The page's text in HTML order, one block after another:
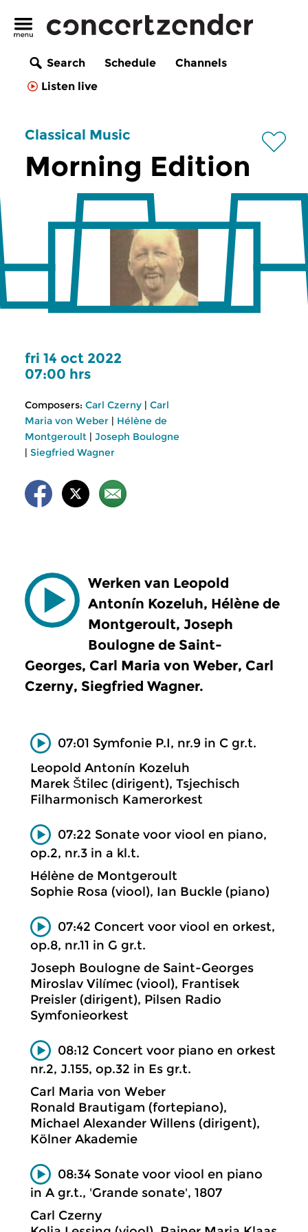
Search Schedule
Channels
Listen live
Classical Music
Morning Edition
fri 14 oct 2022
07:00 hrs
Composers: Carl Czerny | Carl
Maria von Weber | Hélène de
Montgeroult | Joseph Boulogne
| Siegfried Wagner
Werken van Leopold
Antonín Kozeluh, Hélène de
Montgeroult, Joseph
Boulogne de Saint-
Georges, Carl Maria von Weber, Carl
Czerny, Siegfried Wagner.
07:01 Symfonie P.I, nr.9 in C gr.t.
Leopold Antonín Kozeluh
Marek Štilec (dirigent), Tsjechisch
Filharmonisch Kamerorkest
07:22 Sonate voor viool en piano,
op.2, nr.3 in a kl.t.
Hélène de Montgeroult
Sophie Rosa (viool), Ian Buckle (piano)
07:42 Concert voor viool en orkest,
op.8, nr.11 in G gr.t.
Joseph Boulogne de Saint-Georges
Miroslav Vilímec (viool), Frantisek
Preisler (dirigent), Pilsen Radio
Symfonieorkest
08:12 Concert voor piano en orkest
nr.2, J.155, op.32 in Es gr.t.
Carl Maria von Weber
Ronald Brautigam (fortepiano),
Michael Alexander Willens (dirigent),
Kölner Akademie
08:34 Sonate voor viool en piano
in A gr.t., 'Grande sonate', 1807
Carl Czerny